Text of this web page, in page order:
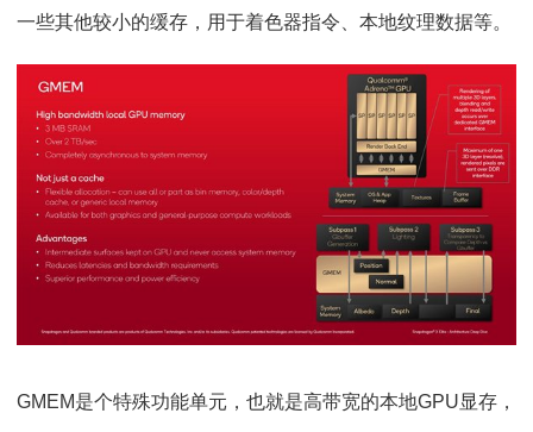
一些其他较小的缓存，用于着色器指令、本地纹理数据等。
GMEM是个特殊功能单元，也就是高带宽的本地GPU显存，